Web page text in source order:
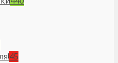
45